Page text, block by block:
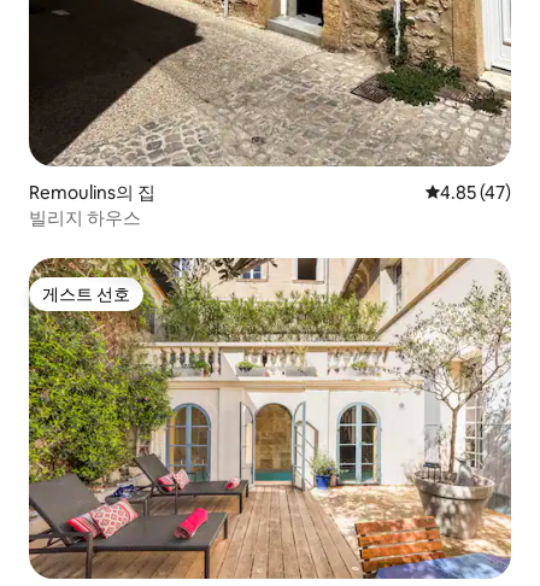
Remoulins의 집 평점 4.85점
4.85 (47)
빌리지 하우스
게스트 선호
게스트 선호